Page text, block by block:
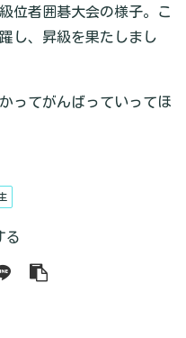
位者囲碁大会の様子。こ
し、昇級を果たしまし
ってがんばっていってほ
る